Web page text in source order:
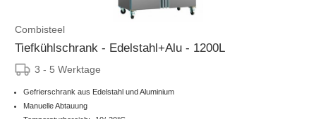
Combisteel
Tiefkühlschrank - Edelstahl+Alu - 1200L
3 - 5 Werktage
Gefrierschrank aus Edelstahl und Aluminium
Manuelle Abtauung